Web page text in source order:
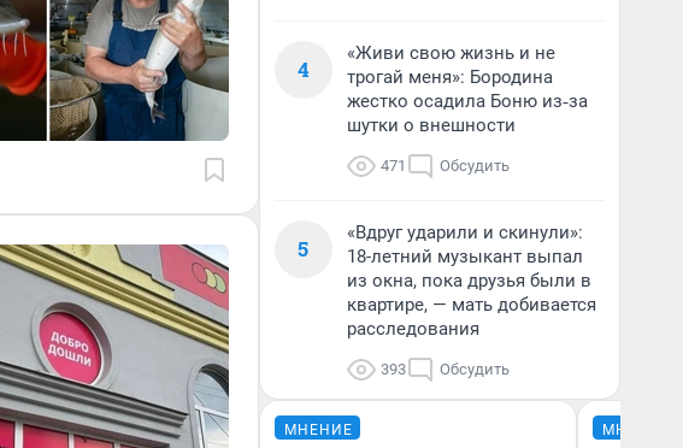
4
«Живи свою жизнь и не
трогай меня»: Бородина
жестко осадила Боню из‑за
шутки о внешности
471 Обсудить
5
«Вдруг ударили и скинули»:
18-летний музыкант выпал
из окна, пока друзья были в
квартире, — мать добивается
расследования
393 Обсудить
МНЕНИЕ МНЕНИЕ